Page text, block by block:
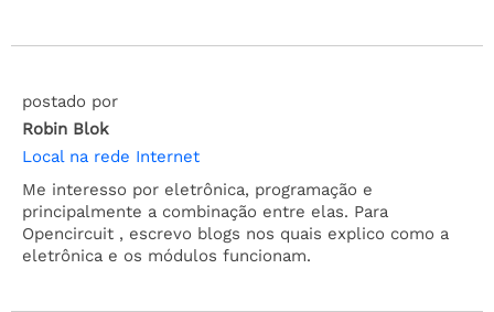
postado por
Robin Blok
Local na rede Internet
Me interesso por eletrônica, programação e
principalmente a combinação entre elas. Para
Opencircuit , escrevo blogs nos quais explico como a
eletrônica e os módulos funcionam.